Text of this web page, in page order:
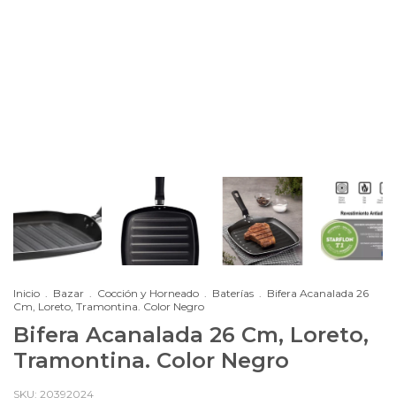
Inicio . Bazar . Cocción y Horneado . Baterías . Bifera Acanalada 26
Cm, Loreto, Tramontina. Color Negro
Bifera Acanalada 26 Cm, Loreto,
Tramontina. Color Negro
SKU: 20392024